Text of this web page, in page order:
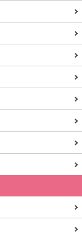
全体で支える
って楽しく、
も温かく見守